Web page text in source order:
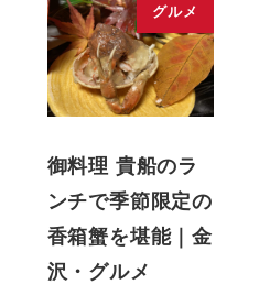
グルメ
御料理 貴船のラ
ンチで季節限定の
香箱蟹を堪能｜金
沢・グルメ